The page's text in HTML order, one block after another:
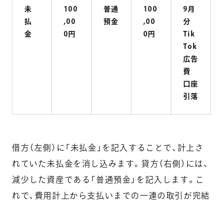
未
払
金
100
,00
0円
普通
預金
100
,00
0円
9月
分
Tik
Tok
広告
費
口座
引落
借方（左側）に「未払金」を記入することで、計上さ
れていた未払金を消し込みます。貸方（右側）には、
減少した資産である「普通預金」を記入します。こ
れで、費用計上から支払いまでの一連の取引が完結